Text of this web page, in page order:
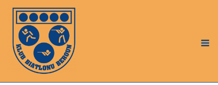
Skip
content